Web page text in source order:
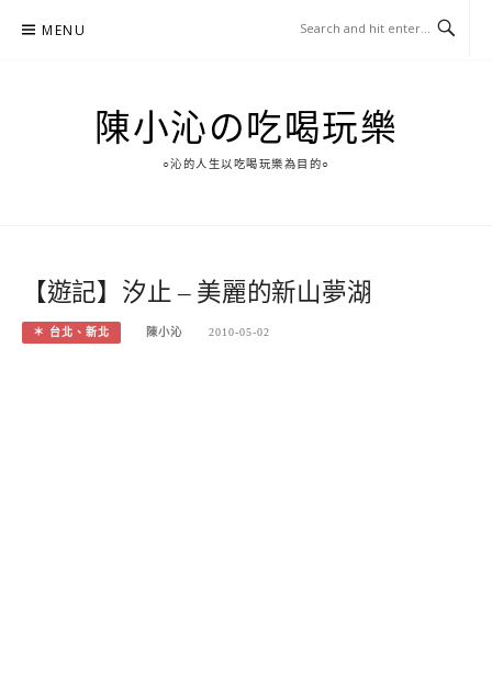
MENU
陳小沁の吃喝玩樂
○沁的人生以吃喝玩樂為目的○
【遊記】汐止 – 美麗的新山夢湖
＊ 台北、新北 陳小沁 2010-05-02